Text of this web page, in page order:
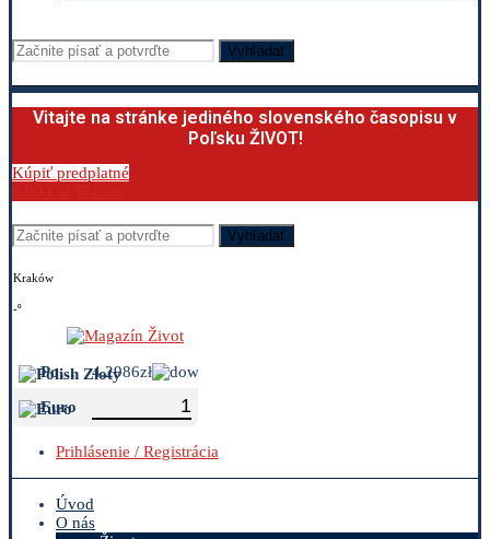
Vyhľadať
Vitajte na stránke jediného slovenského časopisu v
Poľsku ŽIVOT!
Kúpiť predplatné
Vyhľadať
Kraków
-º
Polish Zloty
4.2986zł
Euro
Prihlásenie / Registrácia
Úvod
O nás